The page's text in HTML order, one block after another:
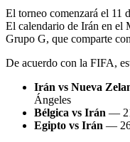
El torneo comenzará el 11
El calendario de Irán en el
Grupo G, que comparte
De acuerdo con la FIFA,
Irán vs Nueva
Ángeles
Bélgica vs Irán —
Egipto vs Irán — 26